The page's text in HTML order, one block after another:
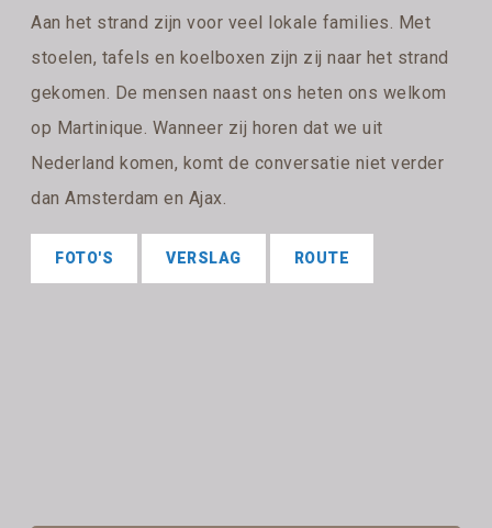
Aan het strand zijn voor veel lokale families. Met
stoelen, tafels en koelboxen zijn zij naar het strand
gekomen. De mensen naast ons heten ons welkom
op Martinique. Wanneer zij horen dat we uit
Nederland komen, komt de conversatie niet verder
dan Amsterdam en Ajax.
FOTO'S VERSLAG ROUTE